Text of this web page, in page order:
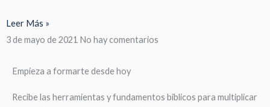
Leer Más »
3 de mayo de 2021 No hay comentarios
Empieza a formarte desde hoy
Recibe las herramientas y fundamentos biblicos para multiplicar